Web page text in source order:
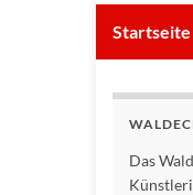
Startseite
Das